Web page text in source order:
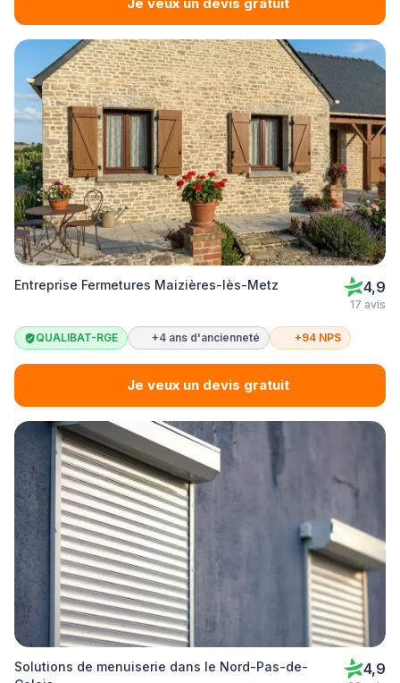
Entreprise Fermetures Maizières-lès-Metz 4,9
17 avis
QUALIBAT-RGE +4 ans d'ancienneté +94 NPS
Je veux un devis gratuit
Solutions de menuiserie dans le Nord-Pas-de-
4,9